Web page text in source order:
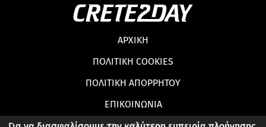
ΑΡΧΙΚΗ
ΠΟΛΙΤΙΚΗ COOKIES
ΠΟΛΙΤΙΚΗ ΑΠΟΡΡΗΤΟΥ
ΕΠΙΚΟΙΝΩΝΙΑ